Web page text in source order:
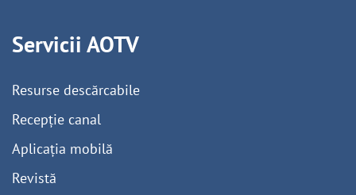
Servicii AOTV
Resurse descărcabile
Recepție canal
Aplicația mobilă
Revistă